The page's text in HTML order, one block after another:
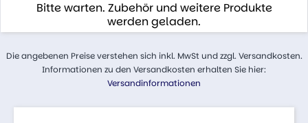
Bitte warten. Zubehör und weitere Produkte
werden geladen.
Die angebenen Preise verstehen sich inkl. MwSt und zzgl. Versandkosten.
Informationen zu den Versandkosten erhalten Sie hier:
Versandinformationen